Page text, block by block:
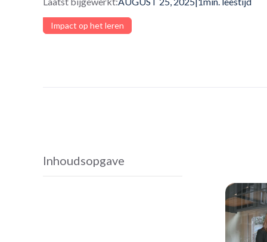
Impact op het leren
Inhoudsopgave